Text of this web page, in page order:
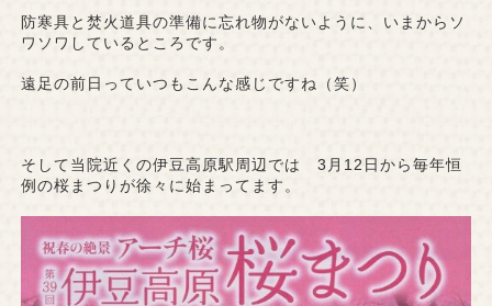
防寒具と焚火道具の準備に忘れ物がないように、いまからソ
ワソワしているところです。
遠足の前日っていつもこんな感じですね（笑）
そして当院近くの伊豆高原駅周辺では 3月12日から毎年恒
例の桜まつりが徐々に始まってます。